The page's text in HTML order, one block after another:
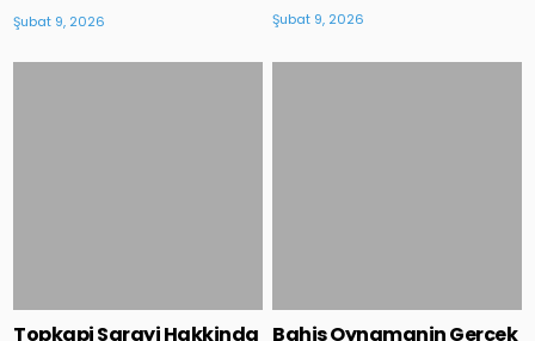
Şubat 9, 2026 Şubat 9, 2026
Topkapi Sarayi Hakkinda Bahis Oynamanin Gercek